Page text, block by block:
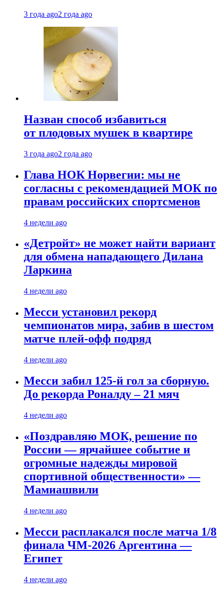
3 года ago2 года ago
Назван способ избавиться
от плодовых мушек в квартире
3 года ago2 года ago
Глава НОК Норвегии: мы не
согласны с рекомендацией МОК по
правам российских спортсменов
4 недели ago
«Детройт» не может найти вариант
для обмена нападающего Дилана
Ларкина
4 недели ago
Месси установил рекорд
чемпионатов мира, забив в шестом
матче плей‑офф подряд
4 недели ago
Месси забил 125-й гол за сборную.
До рекорда Роналду – 21 мяч
4 недели ago
«Поздравляю МОК, решение по
России — ярчайшее событие и
огромные надежды мировой
спортивной общественности» —
Мамиашвили
4 недели ago
Месси расплакался после матча 1/8
финала ЧМ-2026 Аргентина —
Египет
4 недели ago